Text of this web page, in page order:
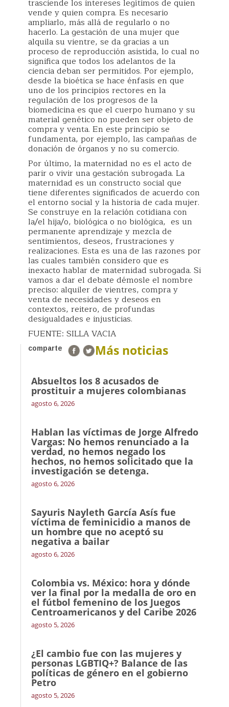
trasciende los intereses legítimos de quien
vende y quien compra. Es necesario
ampliarlo, más allá de regularlo o no
hacerlo. La gestación de una mujer que
alquila su vientre, se da gracias a un
proceso de reproducción asistida, lo cual no
significa que todos los adelantos de la
ciencia deban ser permitidos. Por ejemplo,
desde la bioética se hace énfasis en que
uno de los principios rectores en la
regulación de los progresos de la
biomedicina es que el cuerpo humano y su
material genético no pueden ser objeto de
compra y venta. En este principio se
fundamenta, por ejemplo, las campañas de
donación de órganos y no su comercio.
Por último, la maternidad no es el acto de
parir o vivir una gestación subrogada. La
maternidad es un constructo social que
tiene diferentes significados de acuerdo con
el entorno social y la historia de cada mujer.
Se construye en la relación cotidiana con
la/el hija/o, biológica o no biológica, es un
permanente aprendizaje y mezcla de
sentimientos, deseos, frustraciones y
realizaciones. Esta es una de las razones por
las cuales también considero que es
inexacto hablar de maternidad subrogada. Si
vamos a dar el debate démosle el nombre
preciso: alquiler de vientres, compra y
venta de necesidades y deseos en
contextos, reitero, de profundas
desigualdades e injusticias.
FUENTE: SILLA VACIA
comparte Más noticias
Absueltos los 8 acusados de
prostituir a mujeres colombianas
agosto 6, 2026
Hablan las víctimas de Jorge Alfredo
Vargas: No hemos renunciado a la
verdad, no hemos negado los
hechos, no hemos solicitado que la
investigación se detenga.
agosto 6, 2026
Sayuris Nayleth García Asís fue
víctima de feminicidio a manos de
un hombre que no aceptó su
negativa a bailar
agosto 6, 2026
Colombia vs. México: hora y dónde
ver la final por la medalla de oro en
el fútbol femenino de los Juegos
Centroamericanos y del Caribe 2026
agosto 5, 2026
¿El cambio fue con las mujeres y
personas LGBTIQ+? Balance de las
políticas de género en el gobierno
Petro
agosto 5, 2026